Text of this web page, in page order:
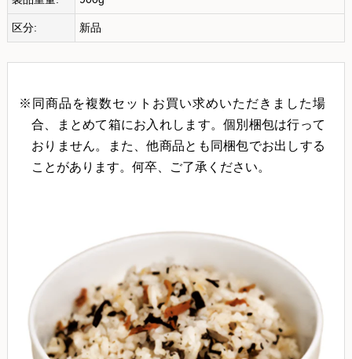
区分: 新品
※同商品を複数セットお買い求めいただきました場
合、まとめて箱にお入れします。個別梱包は行って
おりません。また、他商品とも同梱包でお出しする
ことがあります。何卒、ご了承ください。